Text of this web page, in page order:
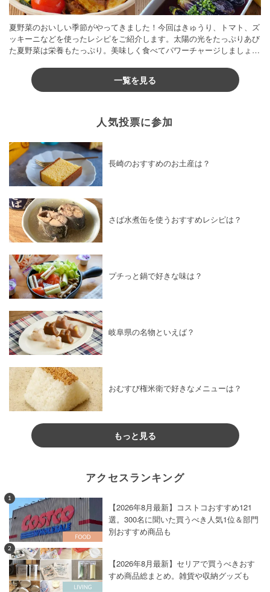
夏野菜のおいしい季節がやってきました！今回はきゅうり、トマト、ズ
ッキーニなどを使ったレシピをご紹介します。太陽の光をたっぷりあび
た夏野菜は栄養もたっぷり。美味しく食べてパワーチャージしましょう
一覧を見る
人気投票に参加
長崎のおすすめのお土産は？
さば水煮缶を使うおすすめレシピは？
プチっと鍋で好きな味は？
岐阜県の名物といえば？
おむすび権米衛で好きなメニューは？
もっと見る
アクセスランキング
1
【2026年8月最新】コストコおすすめ121
選。300名に聞いた買うべき人気1位＆部門
別おすすめ商品も
2
【2026年8月最新】セリアで買うべきおす
すめ商品総まとめ。雑貨や収納グッズも